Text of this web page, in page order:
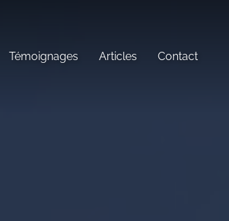
Témoignages Articles Contact